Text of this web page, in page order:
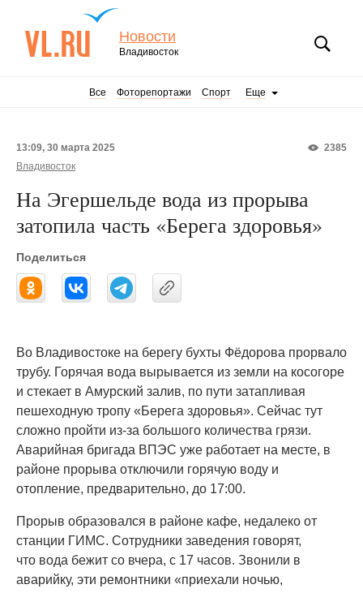
Новости
Владивосток
Все Фоторепортажи Спорт Еще
2385
13:09, 30 марта 2025
Владивосток
На Эгершельде вода из прорыва
затопила часть «Берега здоровья»
Поделиться
Во Владивостоке на берегу бухты Фёдорова прорвало
трубу. Горячая вода вырывается из земли на косогоре
и стекает в Амурский залив, по пути затапливая
пешеходную тропу «Берега здоровья». Сейчас тут
сложно пройти из-за большого количества грязи.
Аварийная бригада ВПЭС уже работает на месте, в
районе прорыва отключили горячую воду и
отопление, предварительно, до 17:00.
Прорыв образовался в районе кафе, недалеко от
станции ГИМС. Сотрудники заведения говорят,
что вода бежит со вчера, с 17 часов. Звонили в
аварийку, эти ремонтники «приехали ночью,